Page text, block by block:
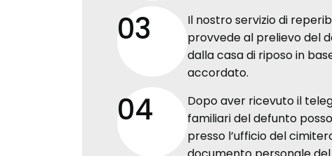
03
Il nostro servizio di
provvede al prelievo del
dalla casa di riposo in
accordato.
04
Dopo aver ricevuto il
familiari del defunto
presso l’ufficio del